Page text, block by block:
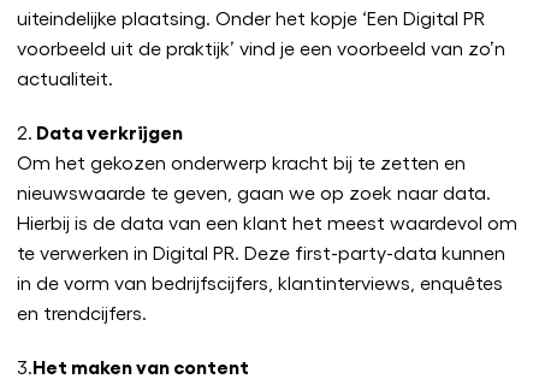
uiteindelijke plaatsing. Onder het kopje ‘Een Digital PR
voorbeeld uit de praktijk’ vind je een voorbeeld van zo’n
actualiteit.
2. Data verkrijgen
Om het gekozen onderwerp kracht bij te zetten en
nieuwswaarde te geven, gaan we op zoek naar data.
Hierbij is de data van een klant het meest waardevol om
te verwerken in Digital PR. Deze first-party-data kunnen
in de vorm van bedrijfscijfers, klantinterviews, enquêtes
en trendcijfers.
3.Het maken van content